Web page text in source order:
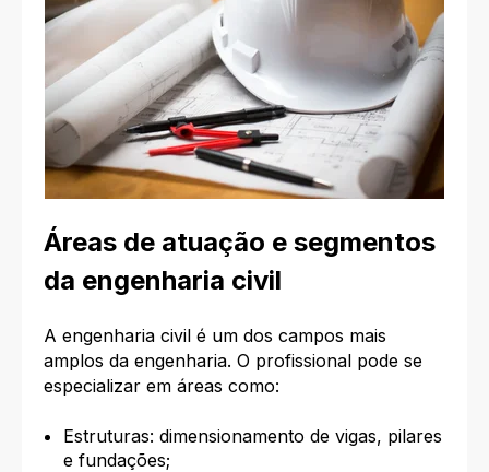
Áreas de atuação e segmentos
da engenharia civil
A engenharia civil é um dos campos mais
amplos da engenharia. O profissional pode se
especializar em áreas como:
Estruturas: dimensionamento de vigas, pilares
e fundações;